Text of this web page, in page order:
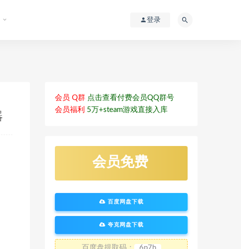
登录
会员 Q群 点击查看付费会员QQ群号
会员福利 5万+steam游戏直接入库
会员免费
百度网盘下载
夸克网盘下载